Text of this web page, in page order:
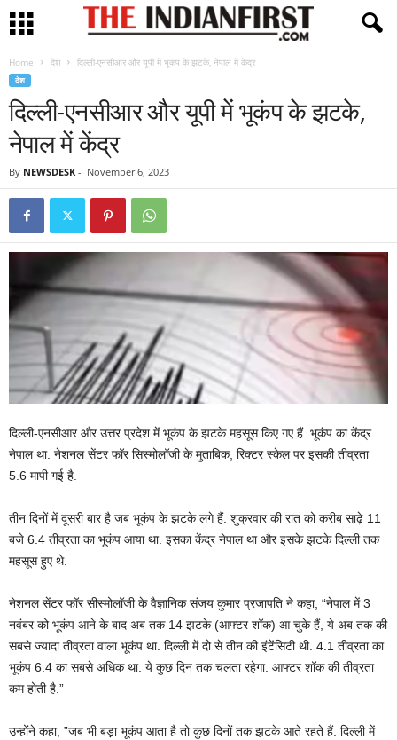
Home देश दिल्ली-एनसीआर और यूपी में भूकंप के झटके, नेपाल में केंद्र
देश
दिल्ली-एनसीआर और यूपी में भूकंप के झटके,
नेपाल में केंद्र
By NEWSDESK - November 6, 2023
दिल्ली-एनसीआर और उत्तर प्रदेश में भूकंप के झटके महसूस किए गए हैं. भूकंप का केंद्र
नेपाल था. नेशनल सेंटर फॉर सिस्मोलॉजी के मुताबिक, रिक्टर स्केल पर इसकी तीव्रता
5.6 मापी गई है.
तीन दिनों में दूसरी बार है जब भूकंप के झटके लगे हैं. शुक्रवार की रात को करीब साढ़े 11
बजे 6.4 तीव्रता का भूकंप आया था. इसका केंद्र नेपाल था और इसके झटके दिल्ली तक
महसूस हुए थे.
नेशनल सेंटर फॉर सीस्मोलॉजी के वैज्ञानिक संजय कुमार प्रजापति ने कहा, “नेपाल में 3
नवंबर को भूकंप आने के बाद अब तक 14 झटके (आफ्टर शॉक) आ चुके हैं, ये अब तक की
सबसे ज्यादा तीव्रता वाला भूकंप था. दिल्ली में दो से तीन की इंटेंसिटी थी. 4.1 तीव्रता का
भूकंप 6.4 का सबसे अधिक था. ये कुछ दिन तक चलता रहेगा. आफ्टर शॉक की तीव्रता
कम होती है.”
उन्होंने कहा, ”जब भी बड़ा भूकंप आता है तो कुछ दिनों तक झटके आते रहते हैं. दिल्ली में